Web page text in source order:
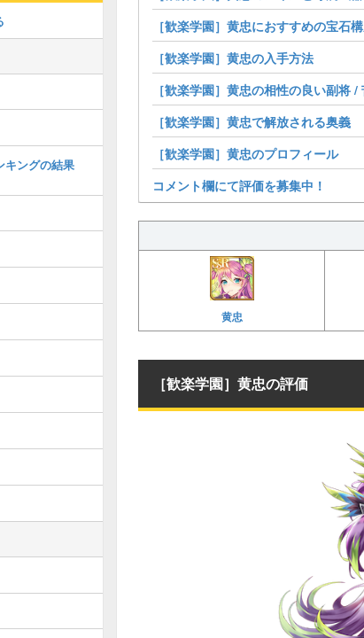
［歓楽学園］黄忠におすすめの宝石
［歓楽学園］黄忠の入手方法
［歓楽学園］黄忠の相性の良い副将
［歓楽学園］黄忠で解放される奥義
［歓楽学園］黄忠のプロフィール
コメント欄にて評価を募集中！
黄忠
［歓楽学園］黄忠の評価
キングの結果